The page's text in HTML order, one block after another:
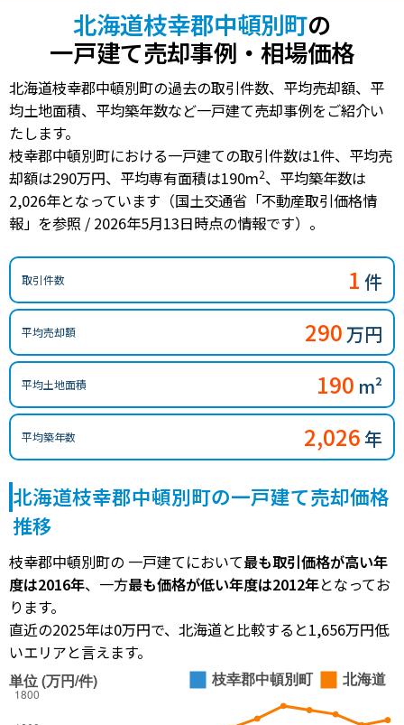
北海道枝幸郡中頓別町の
一戸建て売却事例・相場価格
北海道枝幸郡中頓別町の過去の取引件数、平均売却額、平
均土地面積、平均築年数など一戸建て売却事例をご紹介い
たします。
枝幸郡中頓別町における一戸建ての取引件数は1件、 平均売
却額は290万円、 平均専有面積は190m2、 平均築年数は
2,026年となっています（国土交通省「不動産取引価格情
報」を参照 / 2026年5月13日時点の情報です）。
取引件数 1 件
平均売却額 290 万円
平均土地面積 190 m²
平均築年数 2,026年
北海道枝幸郡中頓別町の一戸建て売却価格
推移
枝幸郡中頓別町の 一戸建てにおいて最も取引価格が高い年
度は2016年、一方最も価格が低い年度は2012年となってお
ります。
直近の2025年は0万円で、北海道と比較すると1,656万円低
いエリアと言えます。